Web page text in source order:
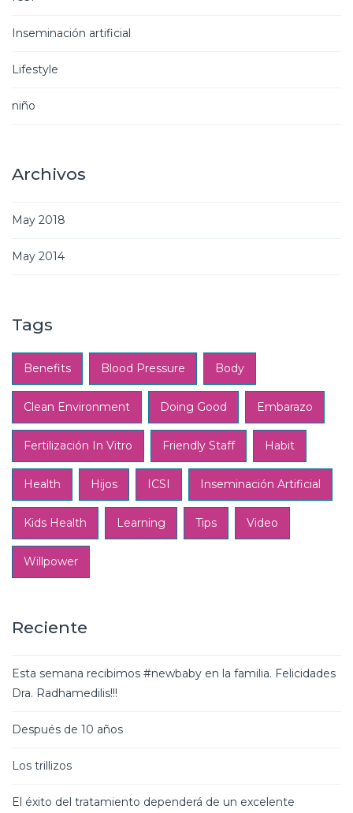
Inseminación artificial
Lifestyle
niño
Archivos
May 2018
May 2014
Tags
Benefits Blood Pressure Body
Clean Environment Doing Good Embarazo
Fertilización In Vitro Friendly Staff Habit
Health Hijos ICSI Inseminación Artificial
Kids Health Learning Tips Video
Willpower
Reciente
Esta semana recibimos #newbaby en la familia. Felicidades
Dra. Radhamedilis!!!
Después de 10 años
Los trillizos
El éxito del tratamiento dependerá de un excelente